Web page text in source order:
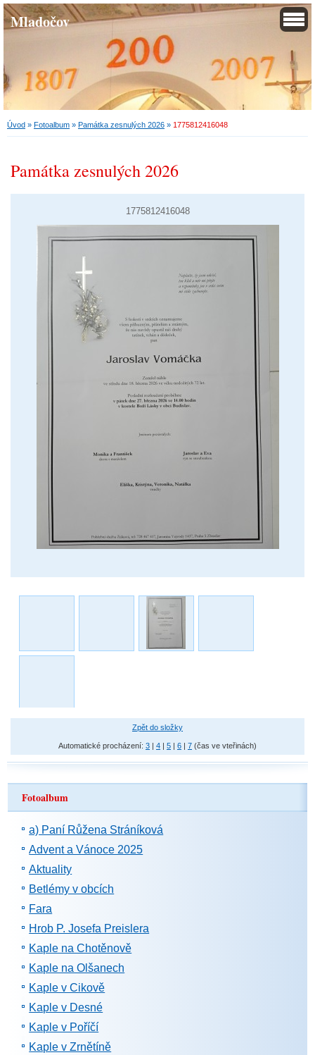
Mladočov
Úvod » Fotoalbum » Památka zesnulých 2026 » 1775812416048
Památka zesnulých 2026
1775812416048
Zpět do složky
Automatické procházení: 3 | 4 | 5 | 6 | 7 (čas ve vteřinách)
Fotoalbum
a) Paní Růžena Stráníková
Advent a Vánoce 2025
Aktuality
Betlémy v obcích
Fara
Hrob P. Josefa Preislera
Kaple na Chotěnově
Kaple na Olšanech
Kaple v Cikově
Kaple v Desné
Kaple v Poříčí
Kaple v Zrnětíně